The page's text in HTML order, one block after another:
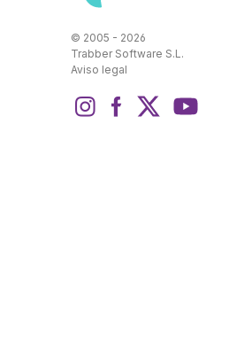
© 2005 - 2026
Trabber Software S.L.
Aviso legal